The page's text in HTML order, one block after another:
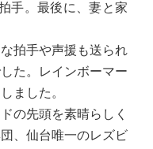
手。最後に、妻と家
拍手や声援も送られ
た。レインボーマー
ました。
の先頭を素晴らしく
、仙台唯一のレズビ